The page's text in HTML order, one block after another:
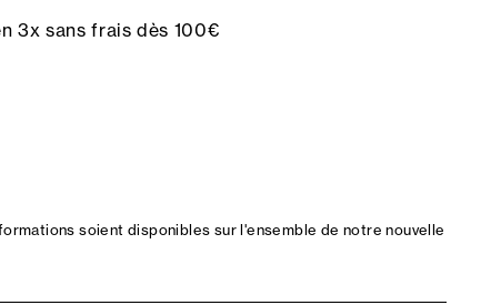
3x sans frais dès 100€
soient disponibles sur l'ensemble de notre nouvelle